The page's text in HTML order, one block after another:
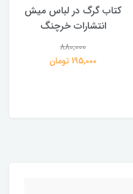
کتاب گرگ در لباس میش
انتشارات خرچنگ
880,000
195,000 تومان